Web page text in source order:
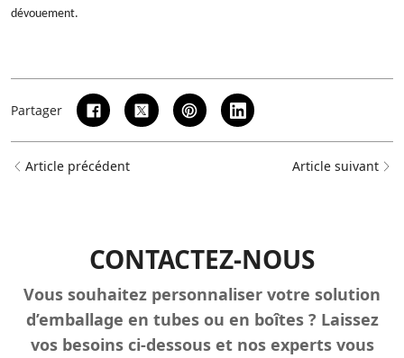
dévouement.
Partager
Article précédent Article suivant
CONTACTEZ-NOUS
Vous souhaitez personnaliser votre solution
d’emballage en tubes ou en boîtes ? Laissez
vos besoins ci-dessous et nos experts vous